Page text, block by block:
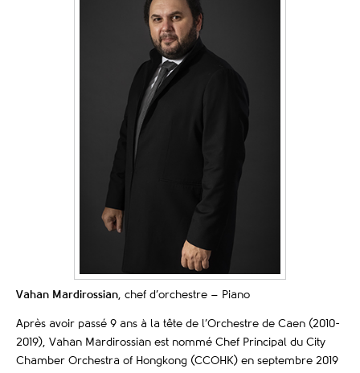
Vahan Mardirossian, chef d’orchestre – Piano
Après avoir passé 9 ans à la tête de l’Orchestre de Caen (2010-
2019), Vahan Mardirossian est nommé Chef Principal du City
Chamber Orchestra of Hongkong (CCOHK) en septembre 2019